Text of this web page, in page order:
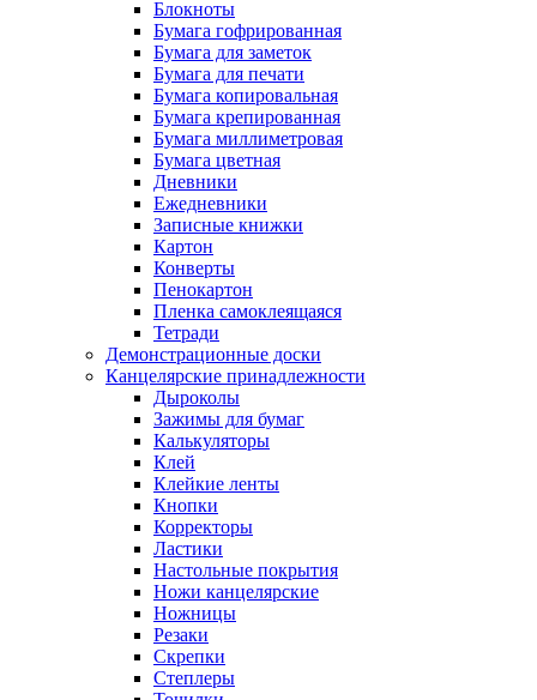
Блокноты
Бумага гофрированная
Бумага для заметок
Бумага для печати
Бумага копировальная
Бумага крепированная
Бумага миллиметровая
Бумага цветная
Дневники
Ежедневники
Записные книжки
Картон
Конверты
Пенокартон
Пленка самоклеящаяся
Тетради
Демонстрационные доски
Канцелярские принадлежности
Дыроколы
Зажимы для бумаг
Калькуляторы
Клей
Клейкие ленты
Кнопки
Корректоры
Ластики
Настольные покрытия
Ножи канцелярские
Ножницы
Резаки
Скрепки
Степлеры